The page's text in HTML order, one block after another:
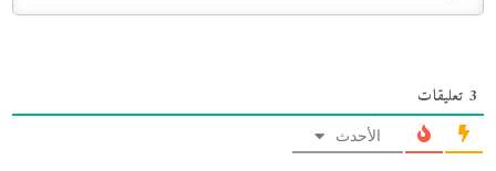
3 تعليقات
الأحدث